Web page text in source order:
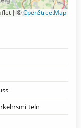
| ©OpenStreetMap